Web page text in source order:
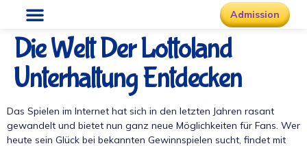
Admission
Die Welt Der Lottoland
Unterhaltung Entdecken
Das Spielen im Internet hat sich in den letzten Jahren rasant
gewandelt und bietet nun ganz neue Möglichkeiten für Fans. Wer
heute sein Glück bei bekannten Gewinnspielen sucht, findet mit